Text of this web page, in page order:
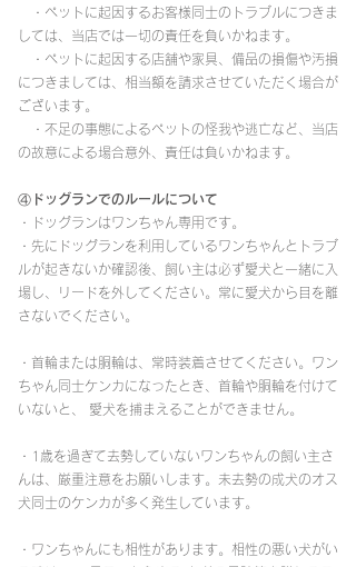
・ペットに起因するお客様同士のトラブルにつきま
しては、当店では一切の責任を負いかねます。
・ペットに起因する店舗や家具、備品の損傷や汚損
につきましては、相当額を請求させていただく場合が
ございます。
・不足の事態によるペットの怪我や逃亡など、当店
の故意による場合意外、責任は負いかねます。
④ドッグランでのルールについて
・ドッグランはワンちゃん専用です。
・先にドッグランを利用しているワンちゃんとトラブ
ルが起きないか確認後、飼い主は必ず愛犬と一緒に入
場し、リードを外してください。常に愛犬から目を離
さないでください。
・首輪または胴輪は、常時装着させてください。ワン
ちゃん同士ケンカになったとき、首輪や胴輪を付けて
いないと、 愛犬を捕まえることができません。
・1歳を過ぎて去勢していないワンちゃんの飼い主さ
んは、厳重注意をお願いします。未去勢の成犬のオス
犬同士のケンカが多く発生しています。
・ワンちゃんにも相性があります。相性の悪い犬がい